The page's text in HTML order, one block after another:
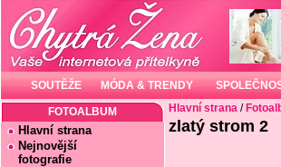
SOUTĚŽE MÓDA & TRENDY
FOTOALBUM
Hlavní strana
Nejnovější
fotografie
Hlavní strana /
zlatý strom 2